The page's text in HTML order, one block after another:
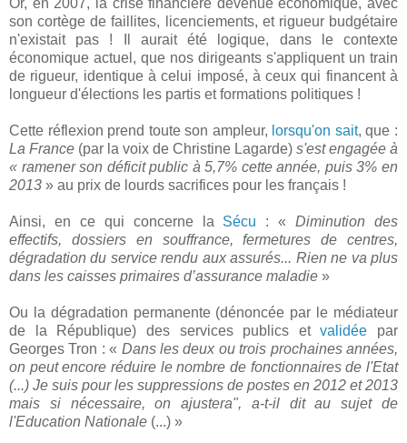
son cortège de faillites, licenciements, et rigueur budgétaire
n'existait pas ! Il aurait été logique, dans le contexte
économique actuel, que nos dirigeants s'appliquent un train
de rigueur, identique à celui imposé, à ceux qui financent à
longueur d'élections les partis et formations politiques !
Cette réflexion prend toute son ampleur, lorsqu'on sait, que :
La France (par la voix de Christine Lagarde) s'est engagée à
« ramener son déficit public à 5,7% cette année, puis 3% en
2013 » au prix de lourds sacrifices pour les français !
Ainsi, en ce qui concerne la Sécu : « Diminution des
effectifs, dossiers en souffrance, fermetures de centres,
dégradation du service rendu aux assurés... Rien ne va plus
dans les caisses primaires d’assurance maladie »
Ou la dégradation permanente (dénoncée par le médiateur
de la République) des services publics etvalidée par
Georges Tron : « Dans les deux ou trois prochaines années,
on peut encore réduire le nombre de fonctionnaires de l'Etat
(...) Je suis pour les suppressions de postes en 2012 et 2013
mais si nécessaire, on ajustera", a-t-il dit au sujet de
l'Education Nationale (...) »